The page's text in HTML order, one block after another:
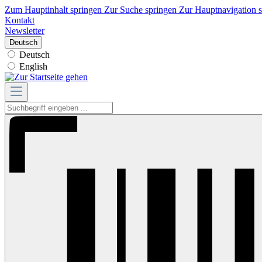
Zum Hauptinhalt springen Zur Suche springen Zur Hauptnavigation
Kontakt
Newsletter
Deutsch
Deutsch
English